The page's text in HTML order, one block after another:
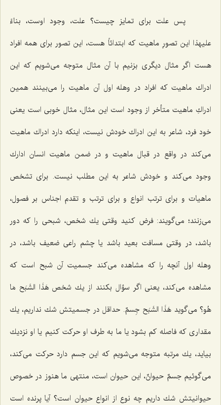
پس علت براى تمایز چیست؟ علت، وجود اوست، بناءً
علیهذا این تصورِ ماهیت كه ابتدائاً هست، این تصور براى همه افراد
هست اگر مثال دیگرى بزنیم با آن مثال متوجه مى‌شویم كه این
ادراك ماهیت كه افراد در وهله اول آن ماهیت را مى‌بینند همین
ادراكِ ماهیت متأخر از وجود است این مثال، مثال خوبى است یعنى
خود فرد، شاعر به این ادراك خودش نیست، اینكه دارد ادراك ماهیت
مى‌كند در واقع در قبال ماهیت و در ضمن ماهیت انسان ادارك
وجود مى‌كند و خودش شاعر به این مطلب نیست. براى تشخص
ماهیات و براى ترتب انواع و براى ترتب و تقدم اجناس بر فصول،
مى‌زنند؛ مى‌گویند: فرض كنید وقتى یك شخص، شبحى را كه دور
باشد، در وقتى مسافت بعید باشد یا چشم راعى ضعیف باشد، در
وهله اول آنچه را كه مشاهده مى‌كند جسمیت آن شبح است كه
مشاهده مى‌كند، یعنى اگر سؤال بكنند از یك شخص هَذَا الشَبَح مَا
هُو؟ مى‌گوید هَذَا الشَبَح جِسمٌ. حداقل در جسمیتش شك نداریم، یك
مقدارى كه فاصله كم بشود یا ما به طرف او حركت كنیم یا او نزدیك
بیاید، یك مرتبه متوجه مى‌شویم كه این جسم دارد حركت مى‌كند،
مى‌گوئیم جسمٌ حیوانٌ، این حیوان است، منتهى ما هنوز در خصوص
حیوانیتش شك داریم چه نوع از انواع حیوان است؟ آیا پرنده است